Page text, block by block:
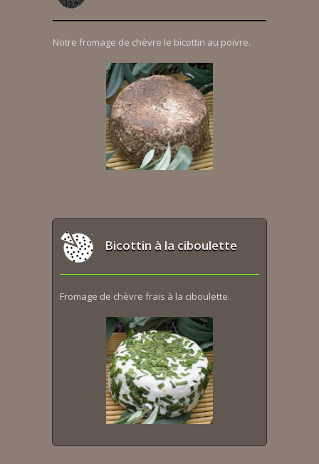
Notre fromage de chèvre le bicottin au poivre.
Bicottin à la ciboulette
Fromage de chèvre frais à la ciboulette.